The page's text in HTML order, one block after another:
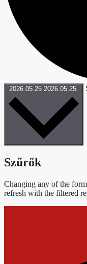
2026.05.25 2026.05.25.
Szűrők
Changing any of the
refresh with the filtered